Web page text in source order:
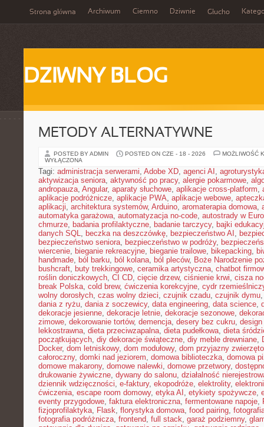
Strona główna Archiwum Ciemno Dziwnie Głucho
DZIWNY BLOG
METODY ALTERNATYWNE
POSTED BY ADMIN POSTED ON CZE - 18 - 2026
MOŻLIWOŚĆ
WYŁĄCZONA
Tagi: administracja serwerami, Adobe XD, agenci AI ,
aktywizacja seniora, aktywność po pracy, alergie pokarmowe,
andropauza, Angular, aparaty słuchowe, aplikacje cross-platform,
aplikacje podróżnicze, aplikacje PWA, aplikacje webowe,
aplikacji, architektura systemów, Arduino, aromaterapia domowa,
automatyka garażowa, automatyzacja no-code, autostrady w
chmurze, badania profilaktyczne, badanie tarczycy, bajki
danych SQL, beczka na deszczówkę, bezpieczeństwo AI ,
bezpieczeństwo seniora, bezpieczeństwo w podróży,
wiercenie, bieganie rekreacyjne, bieganie trailowe, bikepacking,
handmade, ból barku, ból kolana, ból pleców, Boże Narodzenie
bushcraft, buty trekkingowe, ceramika artystyczna, chatbot
roślin doniczkowych, CI CD, cięcie drzew, ciśnienie krwi, cisza
break Polska, cold brew, ćwiczenia korekcyjne, cydr
wolny dorosłych, czas wolny dzieci, czujnik czadu, czujnik dymu
dania z ryżu, dania z soczewicy, data engineering, data science,
dekoracje jesienne, dekoracje letnie, dekoracje sezonowe,
zimowe, dekorowanie tortów, demencja, desery bez cukru,
lekkostrawna, dieta przeciwzapalna, dieta pudełkowa, dieta
początkujących, diy dekoracje świąteczne, diy meble drewniane,
Docker, dom letniskowy, dom modułowy, dom przyjazny
całoroczny, domki nad jeziorem, domowa biblioteczka, domowa
domowe makarony, domowe nalewki, domowe przetwory,
drukowanie żywiczne, dywany do salonu, działalność
dziennik wdzięczności, e-faktury, ekopodróże, elektrolity,
ćwiczenia, escape room domowy, etyka AI , etykiety spożywcze,
eventy przygodowe, faktura elektroniczna, fermentowane napoje,
fizjoprofilaktyka, Flask, florystyka domowa, food pairing,
fotografia podróżnicza, frontend, full stack, garaż podziemny,